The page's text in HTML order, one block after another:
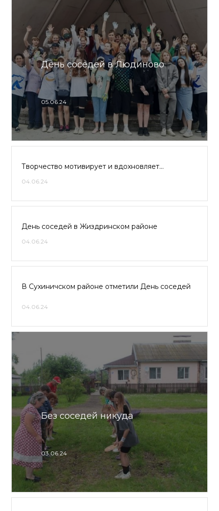
День соседей в Людиново
05.06.24
Творчество мотивирует и вдохновляет…
04.06.24
День соседей в Жиздринском районе
04.06.24
В Сухиничском районе отметили День соседей
04.06.24
Без соседей никуда
03.06.24